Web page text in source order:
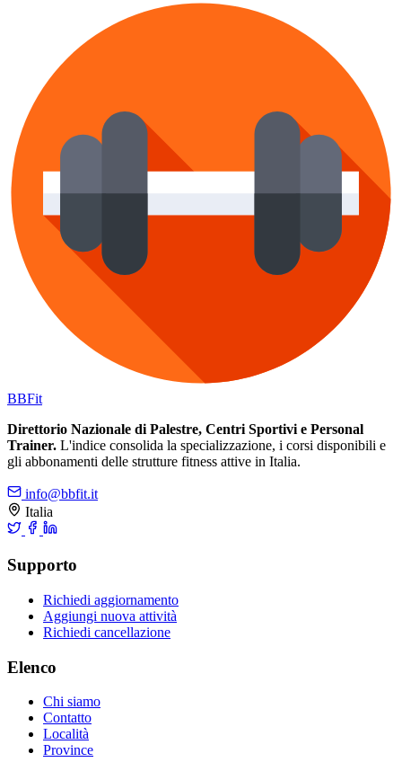
BBFit
Direttorio Nazionale di Palestre, Centri Sportivi e Personal
Trainer. L'indice consolida la specializzazione, i corsi disponibili e
gli abbonamenti delle strutture fitness attive in Italia.
info@bbfit.it
Italia
Supporto
Richiedi aggiornamento
Aggiungi nuova attività
Richiedi cancellazione
Elenco
Chi siamo
Contatto
Località
Province